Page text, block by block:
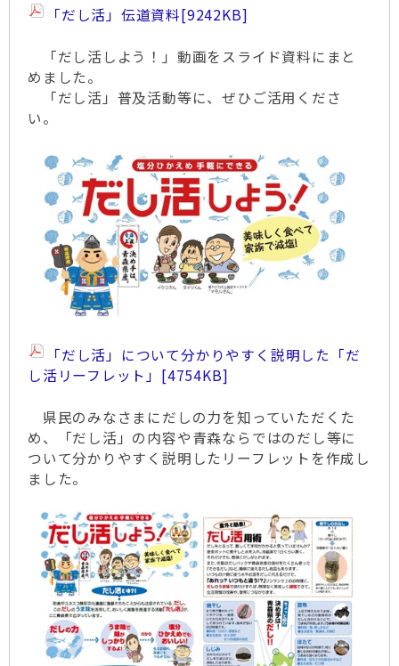
「だし活」伝道資料[9242KB]
「だし活しよう！」動画をスライド資料にまと
めました。
「だし活」普及活動等に、ぜひご活用くださ
い。
「だし活」について分かりやすく説明した「だ
し活リーフレット」 [4754KB]
県民のみなさまにだしの力を知っていただくた
め、「だし活」の内容や青森ならではのだし等に
ついて分かりやすく説明したリーフレットを作成し
ました。